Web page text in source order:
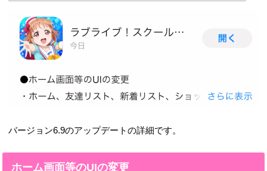
バージョン6.9のアップデートの詳細です。
ホーム画面等のUIの変更